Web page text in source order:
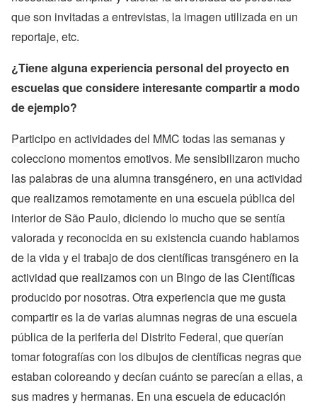
que son invitadas a entrevistas, la imagen utilizada en un
reportaje, etc.
¿Tiene alguna experiencia personal del proyecto en
escuelas que considere interesante compartir a modo
de ejemplo?
Participo en actividades del MMC todas las semanas y
colecciono momentos emotivos. Me sensibilizaron mucho
las palabras de una alumna transgénero, en una actividad
que realizamos remotamente en una escuela pública del
interior de São Paulo, diciendo lo mucho que se sentía
valorada y reconocida en su existencia cuando hablamos
de la vida y el trabajo de dos científicas transgénero en la
actividad que realizamos con un Bingo de las Científicas
producido por nosotras. Otra experiencia que me gusta
compartir es la de varias alumnas negras de una escuela
pública de la periferia del Distrito Federal, que querían
tomar fotografías con los dibujos de científicas negras que
estaban coloreando y decían cuánto se parecían a ellas, a
sus madres y hermanas. En una escuela de educación